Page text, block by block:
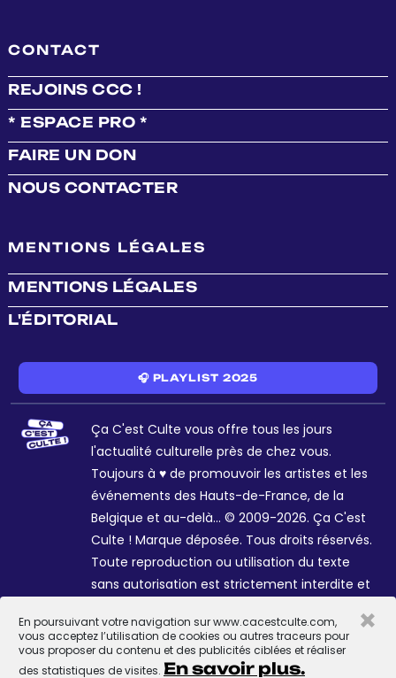
En poursuivant votre navigation sur www.cacestculte.com,
vous acceptez l’utilisation de cookies ou autres traceurs pour
vous proposer du contenu et des publicités ciblées et réaliser
des statistiques de visites. En savoir plus.
×
CONTACT
REJOINS CCC !
* ESPACE PRO *
FAIRE UN DON
NOUS CONTACTER
MENTIONS LÉGALES
MENTIONS LÉGALES
L'ÉDITORIAL
🎧 PLAYLIST 2025
Ça C'est Culte vous offre tous les jours
l'actualité culturelle près de chez vous.
Toujours à ♥ de promouvoir les artistes et les
événements des Hauts-de-France, de la
Belgique et au-delà... © 2009-2026. Ça C'est
Culte ! Marque déposée. Tous droits réservés.
Toute reproduction ou utilisation du texte
sans autorisation est strictement interdite et
Sophie R. et Céline Galant.